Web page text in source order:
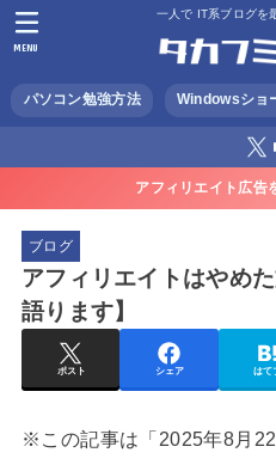
一人で IT系ブログを
パソコン勉強方法 Windowsショ
MENU
アフィリエイト広告
ブログ
アフィリエイトはやめ
語ります】
ポスト シェア はて
※この記事は「2025年8月22